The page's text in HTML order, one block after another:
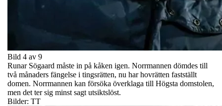
Bild 4 av 9
Runar Sögaard måste in på kåken igen. Norrmannen dömdes till
två månaders fängelse i tingsrätten, nu har hovrätten fastställt
domen. Norrmannen kan försöka överklaga till Högsta domstolen,
men det ter sig minst sagt utsiktslöst.
Bilder: TT